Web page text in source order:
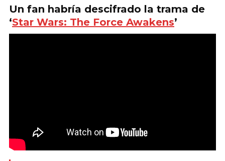
Un fan habría descifrado la trama de
‘Star Wars: The Force Awakens’